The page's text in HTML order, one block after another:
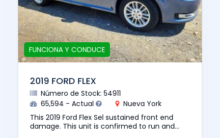
FUNCIONA Y CONDUCE
2019 FORD FLEX
Número de Stock: 54911
65,594 - Actual
Nueva York
This 2019 Ford Flex Sel sustained front end
damage. This unit is confirmed to run and